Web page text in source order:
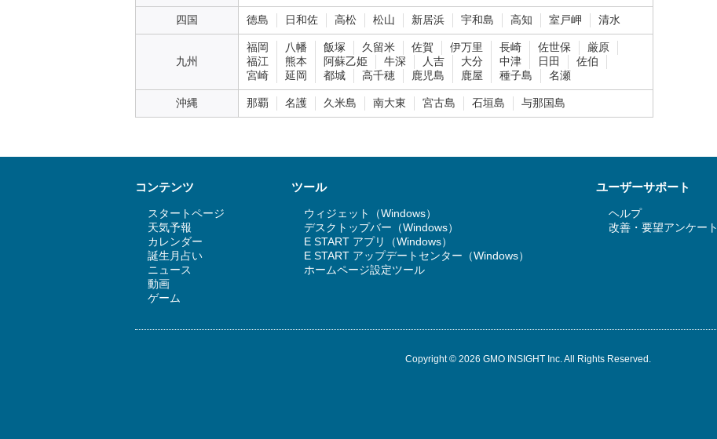
四国 徳島 日和佐 高松 松山 新居浜 宇和島 高知 室戸岬 清水
九州
福岡 八幡 飯塚 久留米 佐賀 伊万里 長崎 佐世保
厳原
福江
熊本 阿蘇乙姫 牛深 人吉 大分 中津 日田
佐伯
宮崎
延岡 都城 高千穂 鹿児島 鹿屋 種子島 名瀬
沖縄 那覇 名護 久米島 南大東 宮古島 石垣島 与那国島
コンテンツ
スタートページ
天気予報
カレンダー
誕生月占い
ニュース
動画
ゲーム
ツール
ウィジェット（Windows）
デスクトップバー（Windows）
E START アプリ（Windows）
E START アップデートセンター（Windows）
ホームページ設定ツール
ユーザーサポート
ヘルプ
改善・要望アンケート
Copyright © 2026 GMO INSIGHT Inc. All Rights Reserved.